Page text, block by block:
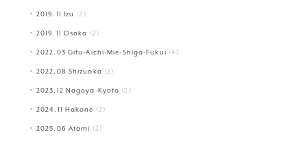
2019.11 Izu (2)
2019.11 Osaka (2)
2022.03 Gifu-Aichi-Mie-Shiga-Fukui (4)
2022.08 Shizuoka (2)
2023.12 Nagoya-Kyoto (2)
2024.11 Hakone (2)
2025.06 Atami (2)